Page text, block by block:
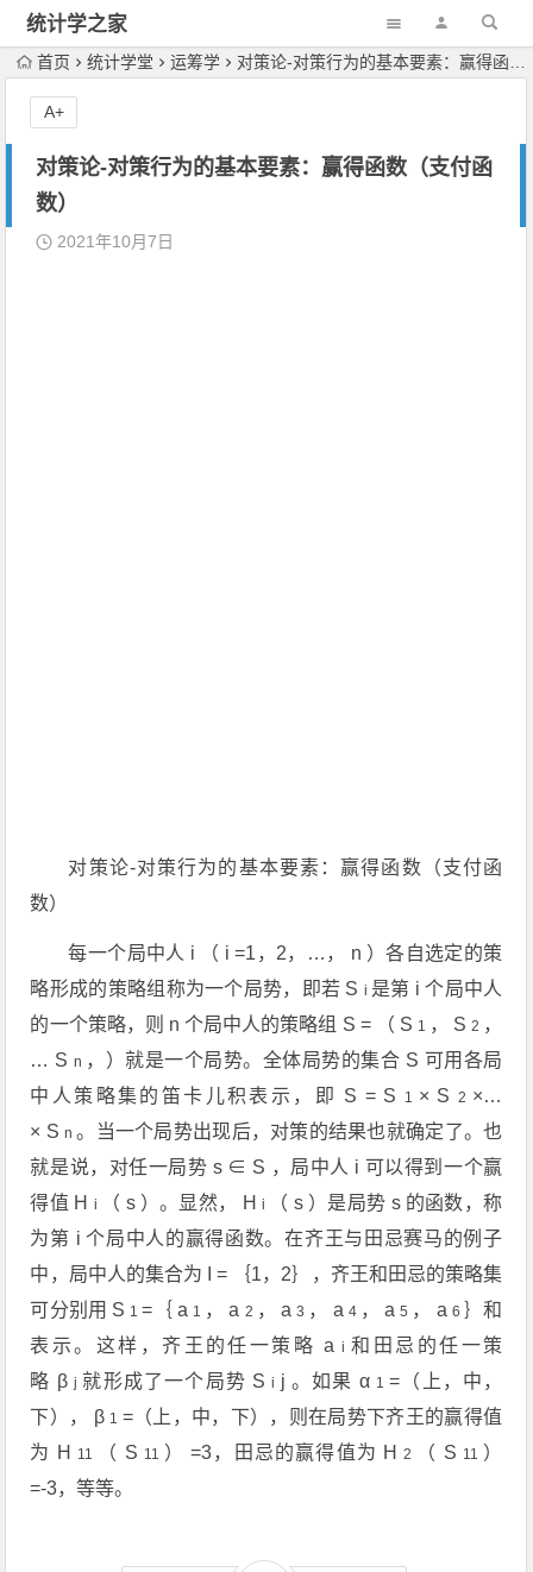
统计学之家
首页 统计学堂 运筹学 对策论-对策行为的基本要素：赢得函数（支付函数）
对策论-对策行为的基本要素：赢得函数（支付函
数）
2021年10月7日
对策论-对策行为的基本要素：赢得函数（支付函
数）
每一个局中人 i （ i=1，2，…， n ）各自选定的策
略形成的策略组称为一个局势，即若 S i 是第 i个局中人
的一个策略，则 n 个局中人的策略组 S = （ S 1 ， S2 ，
… S n ，）就是一个局势。全体局势的集合 S 可用各局
中人策略集的笛卡儿积表示，即 S = S 1 × S 2 ×…
× Sn。当一个局势出现后，对策的结果也就确定了。也
就是说，对任一局势 s ∈ S ，局中人 i 可以得到一个赢
得值 H i （ s ）。显然， H i （ s ）是局势 s 的函数，称
为第 i个局中人的赢得函数。在齐王与田忌赛马的例子
中，局中人的集合为
I= ｛1，2｝，齐王和田忌的策略集
可分别用 S 1=｛ a 1 ，a 2 ，a3 ， a 4 ，a5 ， a 6 ｝和
表示。这样，齐王的任一策略 ai和田忌的任一策
略 βj 就形成了一个局势 Si j 。如果 α 1=（上，中，
下）， β 1 =（上，中，下），则在局势下齐王的赢得值
为 H 11 （ S 11 ） =3，田忌的赢得值为 H2 （ S 11 ）
=-3，等等。
A+